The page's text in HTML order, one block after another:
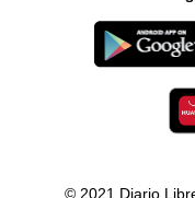
Economía Personal
Consulta Libre
© 2021 Diario